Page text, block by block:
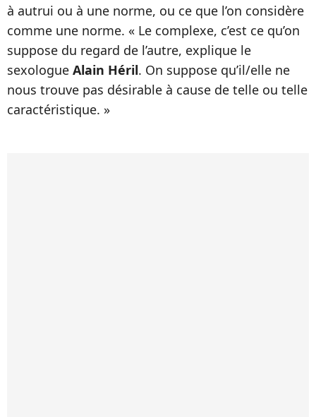
à autrui ou à une norme, ou ce que l’on considère
comme une norme. « Le complexe, c’est ce qu’on
suppose du regard de l’autre, explique le
sexologue Alain Héril. On suppose qu’il/elle ne
nous trouve pas désirable à cause de telle ou telle
caractéristique. »